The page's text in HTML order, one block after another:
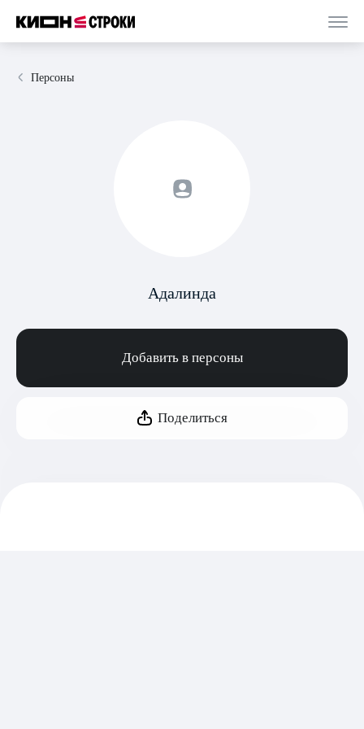
Персоны
Адалинда
Добавить в персоны
Поделиться